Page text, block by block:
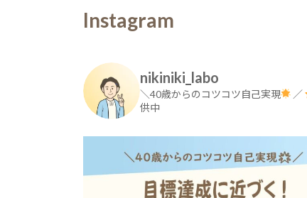
Instagram
nikiniki_labo
＼40歳からのコツコツ自己実現 ／
供中